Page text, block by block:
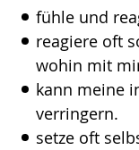
fühle und
reagiere oft
wohin mit
kann meine
verringern.
setze oft
wird
angezeigt.